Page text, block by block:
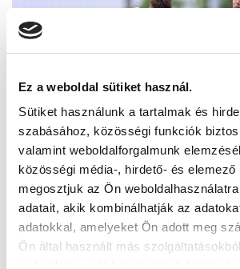
Ez a weboldal sütiket használ.
Sütiket használunk a tartalmak és
szabásához, közösségi funkciók
valamint weboldalforgalmunk
közösségi média-, hirdető- és elemező
megosztjuk az Ön
adatait, akik kombinálhatják az
adatokkal, amelyeket Ön adott meg
Ön által használt más
MK: A KECSKEMÉTI TE-VEL
TALÁLKOZUNK A KÖVETKEZŐ
2025-10-31 07:51:13
Elkészült a MOL Magyar Kupa 5.
párosítása.